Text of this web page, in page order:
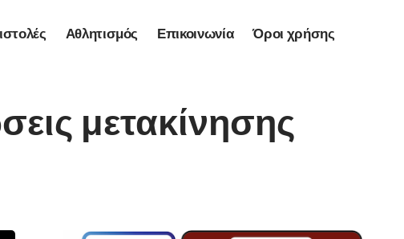
Αθλητισμός Επικοινωνία Όροι χρήσης
μετακίνησης